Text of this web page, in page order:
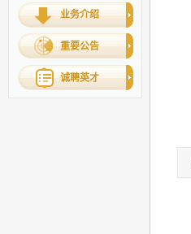
业务介绍
重要公告
诚聘英才